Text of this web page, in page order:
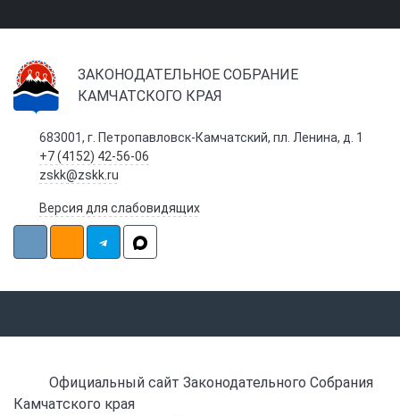
ЗАКОНОДАТЕЛЬНОЕ СОБРАНИЕ
КАМЧАТСКОГО КРАЯ
683001, г. Петропавловск-Камчатский, пл. Ленина, д. 1
+7 (4152) 42-56-06
zskk@zskk.ru
Версия для слабовидящих
Официальный сайт Законодательного Собрания
Камчатского края